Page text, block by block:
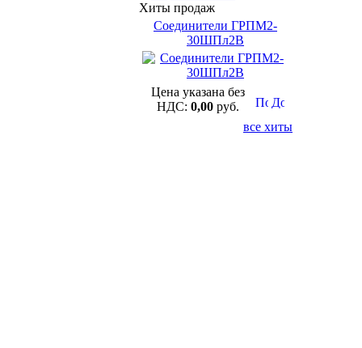
Хиты продаж
Соединители ГРПМ2-
30ШПл2В
Цена указана без
НДС: 0,00 руб.
все хиты